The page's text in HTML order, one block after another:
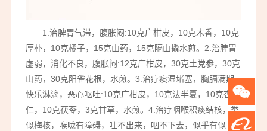
1.治脾胃气滞，腹胀闷:10克广柑皮，10克木香，10克
厚朴，10克橘子，15克山药，15克隔山撬水煎。2.治脾胃
虚弱，消化不良，腹胀闷:12克广柑皮，30克土党参，30克
山药，30克阳雀花根，水煎。3.治疗痰湿堵塞，胸膈满期
快乐淋漓，恶心呕吐:10克广柑皮，10克法半夏，10克杏
仁，10克茯苓，3克甘草，水煎。4.治疗咽喉积痰结核，类
似梅核，喉咙有障碍，吐不出来，咽不下去，似乎有似